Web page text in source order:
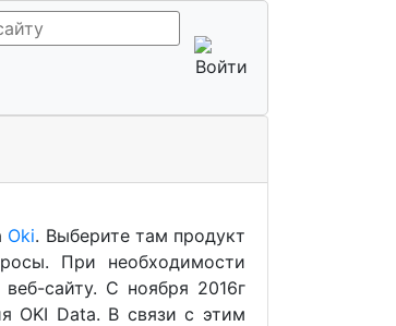
Oki. Выберите там продукт
При необходимости
сайту. С ноября 2016г
OKI Data. В связи с этим